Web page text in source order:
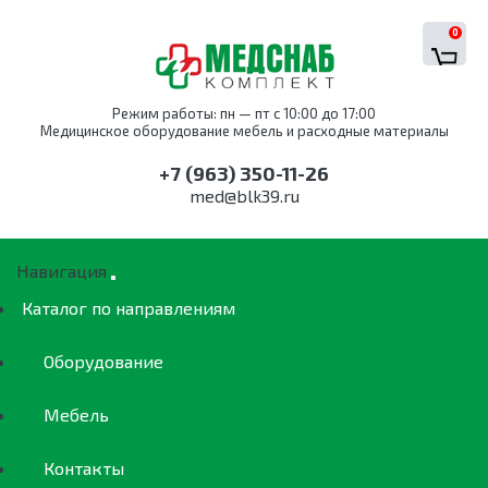
Режим работы: пн — пт с 10:00 до 17:00
Медицинское оборудование мебель и расходные материалы
0
+7 (963) 350-11-26
med@blk39.ru
Навигация
Каталог по направлениям
Оборудование
Мебель
Контакты